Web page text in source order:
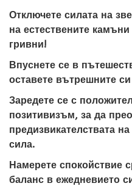
Отключете силата на
на естествените
гривни!
Впуснете се в
оставете вътрешните
Заредете се с
позитивизъм, за да
предизвикателствата
сила.
Намерете спокойствие
баланс в ежедневието